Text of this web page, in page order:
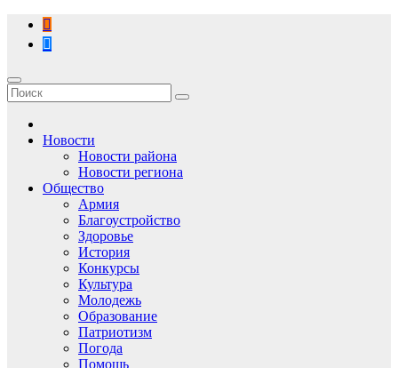
Перейти
содержимому
Новости
Новости района
Новости региона
Общество
Армия
Благоустройство
Здоровье
История
Конкурсы
Культура
Молодежь
Образование
Патриотизм
Погода
Помощь